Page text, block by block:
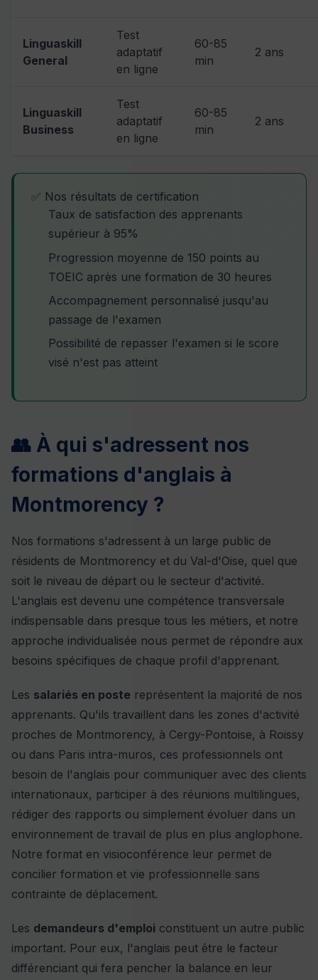
Linguaskill
General
Test
adaptatif
en ligne
60-85
min
2 ans
Linguaskill
Business
Test
adaptatif
en ligne
60-85
min
2 ans
✅ Nos résultats de certification
Taux de satisfaction des apprenants
supérieur à 95%
Progression moyenne de 150 points au
TOEIC après une formation de 30 heures
Accompagnement personnalisé jusqu'au
passage de l'examen
Possibilité de repasser l'examen si le score
visé n'est pas atteint
👥 À qui s'adressent nos
formations d'anglais à
Montmorency ?
Nos formations s'adressent à un large public de
résidents de Montmorency et du Val-d'Oise, quel que
soit le niveau de départ ou le secteur d'activité.
L'anglais est devenu une compétence transversale
indispensable dans presque tous les métiers, et notre
approche individualisée nous permet de répondre aux
besoins spécifiques de chaque profil d'apprenant.
Les salariés en poste représentent la majorité de nos
apprenants. Qu'ils travaillent dans les zones d'activité
proches de Montmorency, à Cergy-Pontoise, à Roissy
ou dans Paris intra-muros, ces professionnels ont
besoin de l'anglais pour communiquer avec des clients
internationaux, participer à des réunions multilingues,
rédiger des rapports ou simplement évoluer dans un
environnement de travail de plus en plus anglophone.
Notre format en visioconférence leur permet de
concilier formation et vie professionnelle sans
contrainte de déplacement.
Les demandeurs d'emploi constituent un autre public
important. Pour eux, l'anglais peut être le facteur
différenciant qui fera pencher la balance en leur